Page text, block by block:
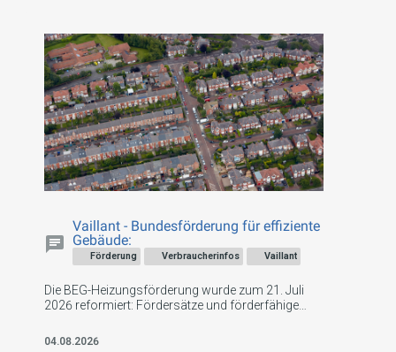
Förderung Verbraucherinfos Vaillant
Vaillant - Bundesförderung für effiziente
Gebäude:
Die BEG-Heizungsförderung wurde zum 21. Juli
2026 reformiert: Fördersätze und förderfähige
Geringverdiener und Familien stärker profitieren.
04.08.2026